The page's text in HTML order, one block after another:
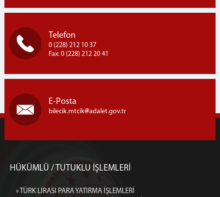
Telefon
0 (228) 212 10 37
Fax: 0 (228) 212 20 41
E-Posta
bilecik.mtcik adalet.gov.tr
HÜKÜMLÜ / TUTUKLU İŞLEMLERİ
» TÜRK LİRASI PARA YATIRMA İŞLEMLERİ